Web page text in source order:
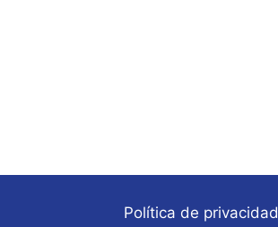
Política de privacidad